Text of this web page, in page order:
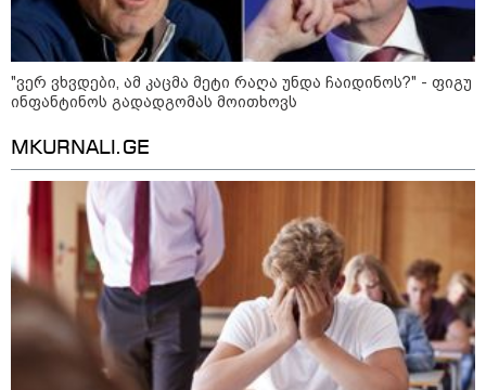
"კიდევ ერთხელ მოვუწოდებ
საქართველოს მთავრობას, მისი
დაუყოვნებლივი და უპირობო
გათავისუფლებისკენ" - რას
წერს ეუთო-ს წარმომადგენელი
მზია ამაღლობელზე?
"ჩვენთვის ეს ეგზოტიკაა, ჩვენს
სტუმრებს ასე ვუხსნით - ბევრი
სანთელი, ეგზოტიკა და
რომანტიკული საღამოები" -
შალვა ალავერდაშვილი
ელექტროენერგიის გათიშვებზე
21:08 / 06-08-2026
"არ ვიცი, თუ ვინმე იცის, რასთან
არის დაკავშირებული ნია
იმნაძის 10 თვის თავზე დაკავება
- რა უნდა თქვას 16 წლის
"ვერ ვხვდები, ამ კაცმა მეტი რაღა უნდა ჩაიდინოს?" - ფიგუ
ინფანტინოს გადადგომას მოითხოვს
MKURNALI.GE